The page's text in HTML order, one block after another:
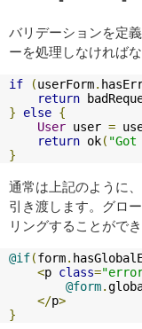
バリデーションを定
ーを処理しなければ
if (userForm.
return
}
else {
User user =
return ok(
}
通常は上記のように
引き渡します。グロ
リングすることがで
@if(form.
<p class=
@form.
</p>
}